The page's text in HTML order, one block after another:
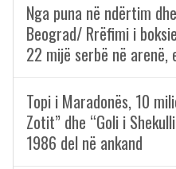
Nga puna në ndërtim
Beograd/ Rrëfimi i
22 mijë serbë në arenë,
Topi i Maradonës, 10
Zotit” dhe “Goli i
1986 del në ankand